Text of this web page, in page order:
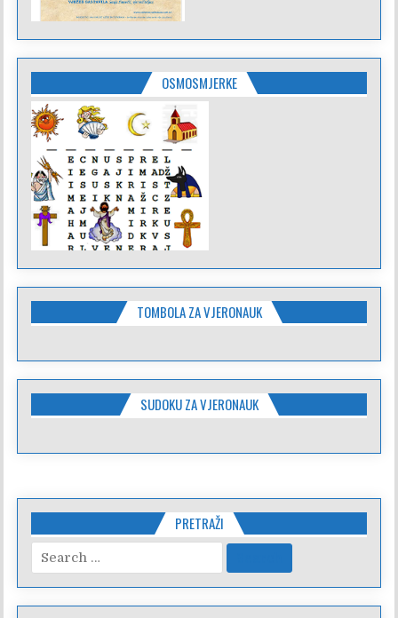
OSMOSMJERKE
TOMBOLA ZA VJERONAUK
SUDOKU ZA VJERONAUK
PRETRAŽI
Search
for: